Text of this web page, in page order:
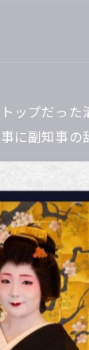
ップだっ
に副知事
、大磯の